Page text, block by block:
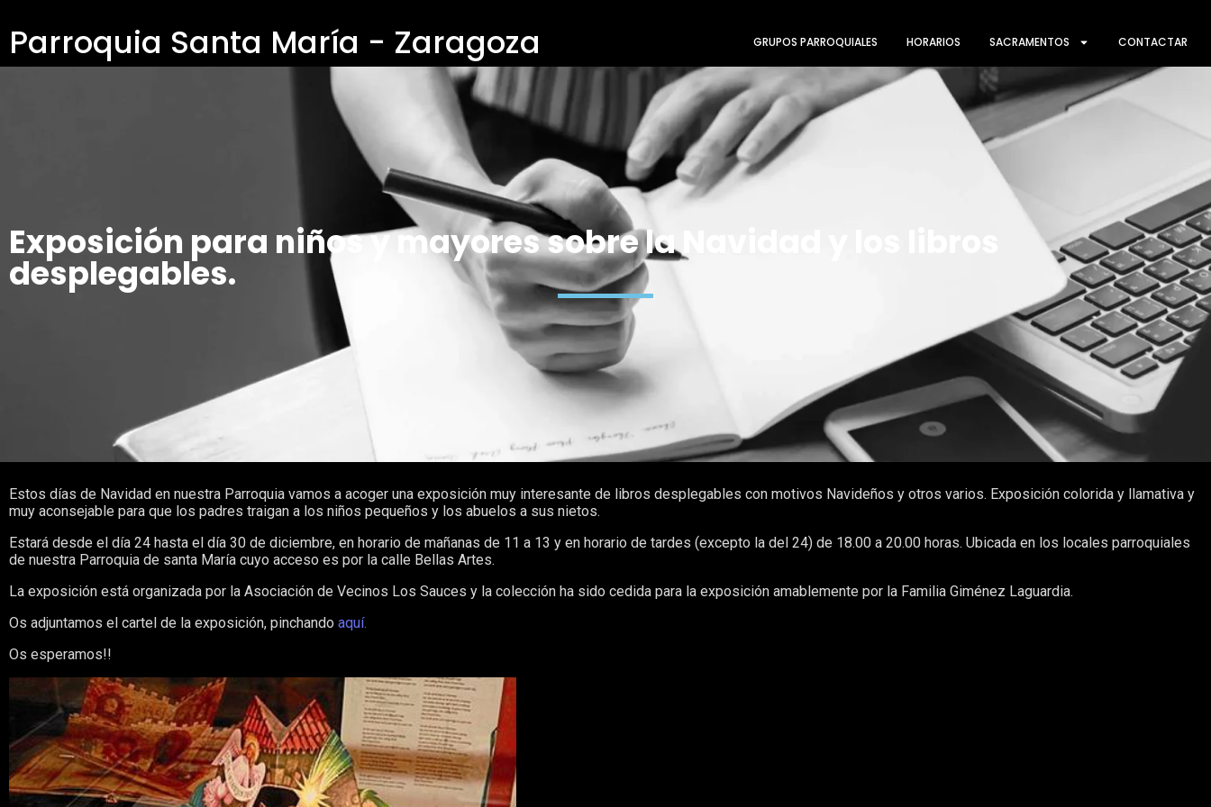
Parroquia Santa María - Zaragoza GRUPOS PARROQUIALES HORARIOS SACRAMENTOS CONTACTAR
Exposición para niños y mayores sobre la Navidad y los libros
desplegables.
Estos días de Navidad en nuestra Parroquia vamos a acoger una exposición muy interesante de libros desplegables con motivos Navideños y otros varios. Exposición colorida y llamativa y
muy aconsejable para que los padres traigan a los niños pequeños y los abuelos a sus nietos.
Estará desde el día 24 hasta el día 30 de diciembre, en horario de mañanas de 11 a 13 y en horario de tardes (excepto la del 24) de 18.00 a 20.00 horas. Ubicada en los locales parroquiales
de nuestra Parroquia de santa María cuyo acceso es por la calle Bellas Artes.
La exposición está organizada por la Asociación de Vecinos Los Sauces y la colección ha sido cedida para la exposición amablemente por la Familia Giménez Laguardia.
Os adjuntamos el cartel de la exposición, pinchando aquí.
Os esperamos!!